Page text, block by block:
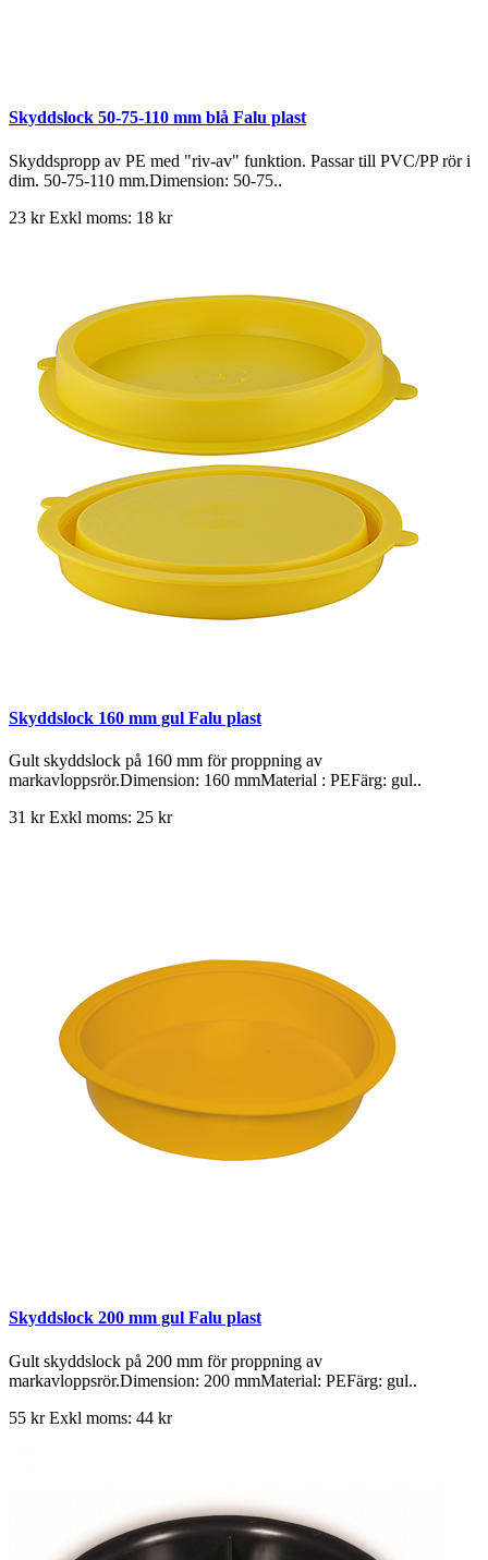
Skyddslock 50-75-110 mm blå Falu plast
Skyddspropp av PE med "riv-av" funktion. Passar till PVC/PP rör i
dim. 50-75-110 mm.Dimension: 50-75..
23 krExkl moms: 18 kr
Skyddslock 160 mm gul Falu plast
Gult skyddslock på 160 mm för proppning av
markavloppsrör.Dimension: 160 mmMaterial : PEFärg: gul..
31 krExkl moms: 25 kr
Skyddslock 200 mm gul Falu plast
Gult skyddslock på 200 mm för proppning av
markavloppsrör.Dimension: 200 mmMaterial: PEFärg: gul..
55 krExkl moms: 44 kr